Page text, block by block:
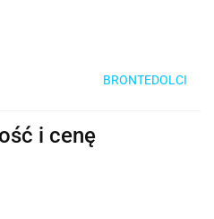
BRONTEDOLCI
i cenę